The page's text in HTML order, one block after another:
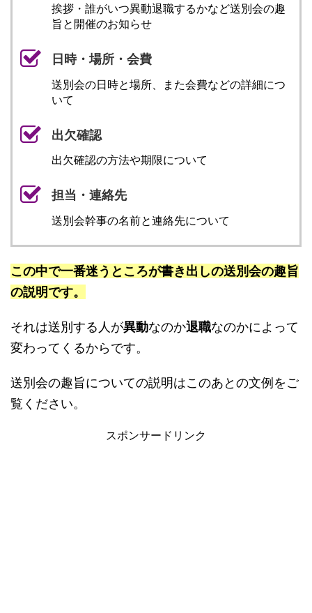
挨拶・誰がいつ異動退職するかなど送別会の趣
旨と開催のお知らせ
日時・場所・会費
送別会の日時と場所、また会費などの詳細につ
いて
出欠確認
出欠確認の方法や期限について
担当・連絡先
送別会幹事の名前と連絡先について
この中で一番迷うところが書き出しの送別会の趣旨
の説明です。
それは送別する人が異動なのか退職なのかによって
変わってくるからです。
送別会の趣旨についての説明はこのあとの文例をご
覧ください。
スポンサードリンク